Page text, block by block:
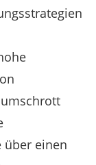
über einen